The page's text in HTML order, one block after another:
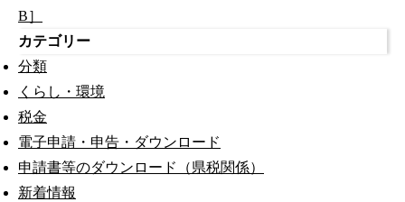
B］
カテゴリー
分類
くらし・環境
税金
電子申請・申告・ダウンロード
申請書等のダウンロード（県税関係）
新着情報